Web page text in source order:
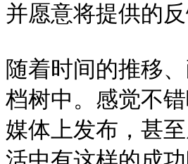
并愿意将提供的
随着时间的推移
档树中。感觉不
媒体上发布，甚